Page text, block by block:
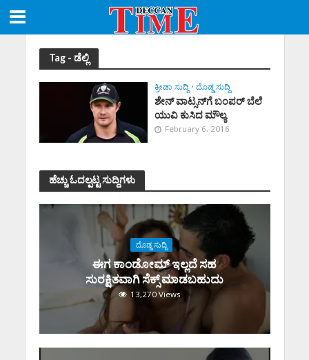
Tag - ಡೆಲ್ಲಿ
ಕ್ರೀಡಾ ಸುದ್ದಿ • ದೊಡ್ಡ ಸುದ್ದಿ
ಶೇನ್ ವಾಟ್ಸನ್‌ಗೆ ಬಂಪರ್ ಬೆಲೆ
ಯುವಿ ಕುಸಿದ ಮೌಲ್ಯ
February 6, 2016
ಹೆಚ್ಚು ಓದಲ್ಪಟ್ಟ ಸುದ್ದಿಗಳು
ದೊಡ್ಡ ಸುದ್ದಿ
ಈಗ ಕಾಂಡೋಮ್‌ ಇಲ್ಲದೆ ಸಹ
ಸುರಕ್ಷಿತವಾಗಿ ಸೆಕ್ಸ್‌ ಮಾಡಬಹುದು
13,270 Views